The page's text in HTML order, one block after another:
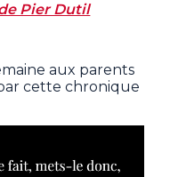
Pier Dutil
aux parents
cette chronique